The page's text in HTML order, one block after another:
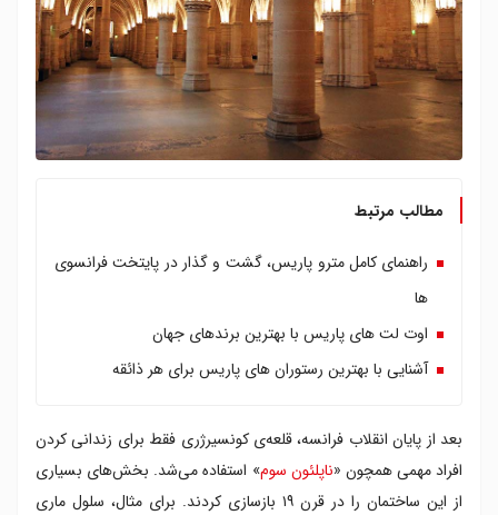
مطالب مرتبط
راهنمای کامل مترو پاریس، گشت و گذار در پایتخت فرانسوی
ها
اوت لت های پاریس با بهترین برندهای جهان
آشنایی با بهترین رستوران های پاریس برای هر ذائقه
بعد از پایان انقلاب فرانسه، قلعه‌ی کونسیرژری فقط برای زندانی کردن
افراد مهمی همچون «ناپلئون سوم» استفاده می‌شد. بخش‌های بسیاری
از این ساختمان را در قرن ۱۹ بازسازی کردند. برای مثال، سلول ماری